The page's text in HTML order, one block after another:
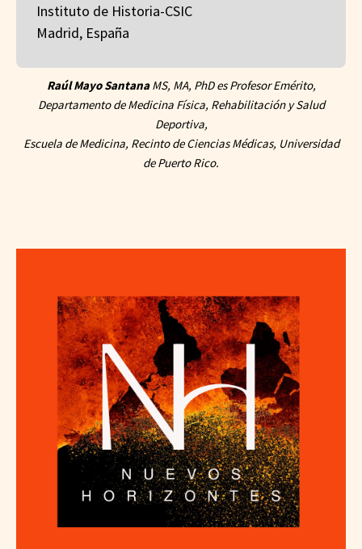
Instituto de Historia-CSIC
Madrid, España
Raúl Mayo SantanaMS, MA, PhD es Profesor Emérito,
Departamento de Medicina Física, Rehabilitación y Salud
Deportiva,
Escuela de Medicina, Recinto de Ciencias Médicas, Universidad
de Puerto Rico.